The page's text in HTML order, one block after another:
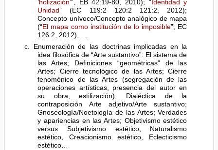
‘holización’”, EB 42:19-80, 2010); “Identidad y
Unidad” (EC 119:2 120:2 121:2, 2012);
Concepto unívoco/Concepto analógico de mapa
(“El mapa como institución de lo imposible”, EC
126:2, 2012), …
c. Enumeración de las doctrinas implicadas en la
idea filosófica de “Arte sustantivo”: El sistema de
las Artes; Definiciones “geométricas” de las
Artes; Cierre tecnológico de las Artes; Cierre
fenoménico de las Artes (segregación de las
operaciones artísticas, presencia del autor en
su obra, estilización); Dialéctica de la
contraposición Arte adjetivo/Arte sustantivo;
Gnoseología/Noetología de las Artes; Verdades
y apariencias en las Artes; Objetivismo estético
versus Subjetivismo estético, Naturalismo
estético, Creacionismo estético, Eclecticismo
estético…